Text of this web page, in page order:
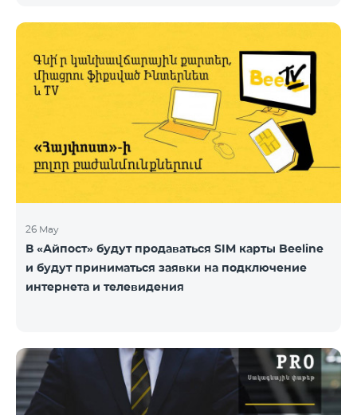
26 May
В «Айпост» будут продаваться SIM карты Beeline
и будут приниматься заявки на подключение
интернета и телевидения